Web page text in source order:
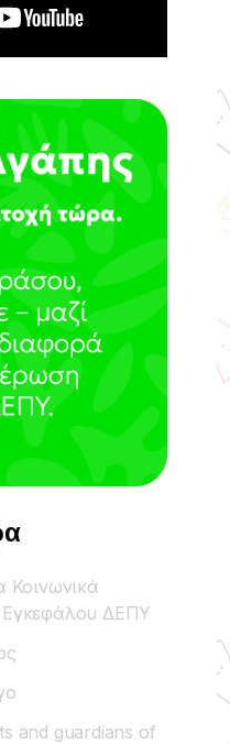
Κοινωνικά
Εγκεφάλου ΔΕΠΥ
and guardians of